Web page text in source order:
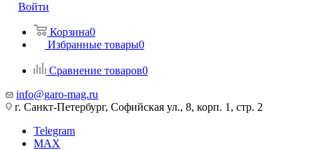
Войти
Корзина0
Избранные товары0
Сравнение товаров0
info@garo-mag.ru
г. Санкт-Петербург, Софийская ул., 8, корп. 1, стр. 2
Telegram
MAX